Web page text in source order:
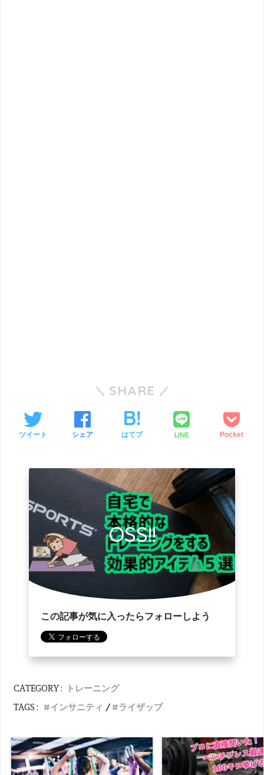
SHARE
ツイート シェア はてブ LINE Pocket
OSS!!
この記事が気に入ったらフォローしよう
CATEGORY : トレーニング
TAGS : インサニティ ライザップ